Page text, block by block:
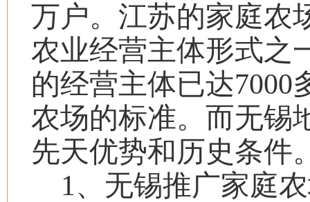
万户。江苏的家庭农
农业经营主体形式之
的经营主体已达7000
农场的标准。而无锡
先天优势和历史条件
1、无锡推广家庭